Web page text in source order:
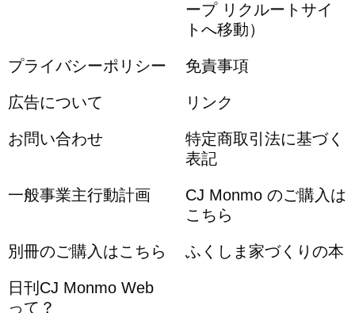
ープ リクルートサイ
トへ移動）
プライバシーポリシー 免責事項
広告について リンク
お問い合わせ
特定商取引法に基づく
表記
一般事業主行動計画
CJ Monmo のご購入は
こちら
別冊のご購入はこちら ふくしま家づくりの本
日刊CJ Monmo Web
って？